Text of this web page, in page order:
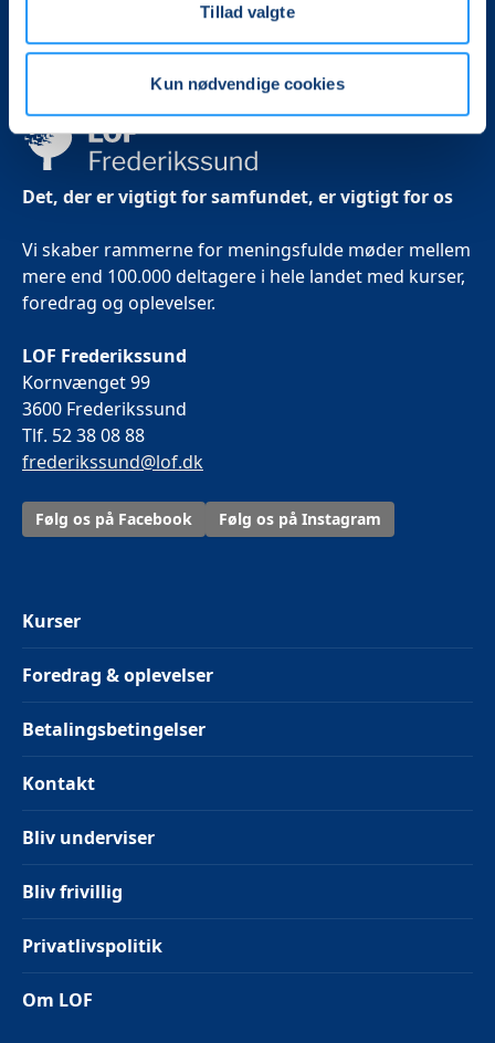
Tillad valgte
Kun nødvendige cookies
Det, der er vigtigt for samfundet, er vigtigt for os
Vi skaber rammerne for meningsfulde møder mellem
mere end 100.000 deltagere i hele landet med kurser,
foredrag og oplevelser.
LOF Frederikssund
Kornvænget 99
3600 Frederikssund
Tlf. 52 38 08 88
frederikssund@lof.dk
Følg os på Facebook Følg os på Instagram
Kurser
Foredrag & oplevelser
Betalingsbetingelser
Kontakt
Bliv underviser
Bliv frivillig
Privatlivspolitik
Om LOF